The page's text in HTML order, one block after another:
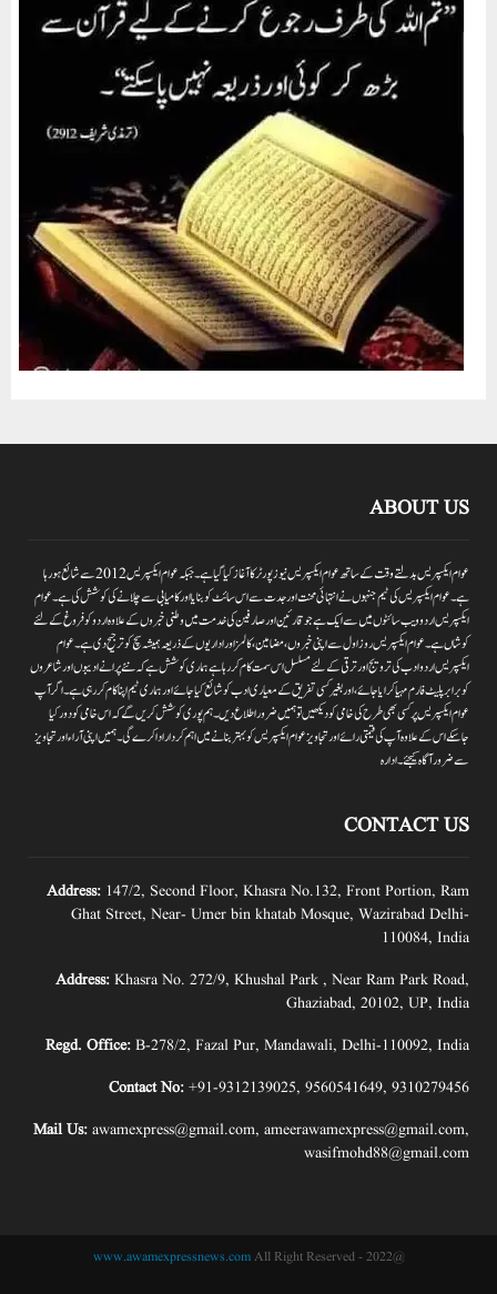
ABOUT US
عوام ایکسپریس بدلتے وقت کے ساتھ عوام ایکسپریس نیوز پورٹر کا آغاز کیا گیا ہے۔جبکہ عوام ایکسپریس 2012سے شائع ہورہا
ہے۔ عوام ایکسپریس کی ٹیم جنہوں نے انتہائی محنت اور جدت سے اس سائٹ کو بنایا اور کامیابی سے چلانے کی کوشش کی ہے۔عوام
ایکسپریس اردو ویب سائٹوں میں سے ایک ہے جو قارئین اور صارفین کی خدمت میں وطنی خبروں کے علاوہ اردو کو فروغ کے لئے
کوشاں ہے۔عوام ایکسپریس روز اول سے اپنی خبروں ،مضامین ،کالمز اور اداریوں کے ذریعہ ہمیشہ سچ کو ترجیح دی ہے۔عوام
ایکسپریس اردو ادب کی ترویج اور ترقی کے لئے مسلسل اس سمت کام کر رہا ہے ہماری کوشش ہے کہ نئے پرانے ادیبوں اور شاعروں
کو برابر پلیٹ فارم مہیا کرایا جائے،اور بغیر کسی تفریق کے معیاری ادب کو شائع کیا جائے اور ہماری ٹیم اپنا کام کر رہی ہے۔اگر آپ
عوام ایکسپریس پر کسی بھی طرح کی خامی کو دیکھیں تو ہمیں ضرور اطلاع دیں۔ہم پوری کوشش کریں گے کہ اس خامی کو دور کیا
جاسکے اس کے علاوہ آپ کی قیمتی رائے اور تجاویز عوام ایکسپریس کو بہتر بنانے میں اہم کردار اداکرے گی۔ہمیں اپنی آراءاور تجاویز
سے ضرور آگاہ کیجئے۔ ادارہ
CONTACT US
Address: 147/2, Second Floor, Khasra No.132, Front Portion, Ram
Ghat Street, Near- Umer bin khatab Mosque, Wazirabad Delhi-
110084, India
Address: Khasra No. 272/9, Khushal Park , Near Ram Park Road,
Ghaziabad, 20102, UP, India
Regd. Office: B-278/2, Fazal Pur, Mandawali, Delhi-110092, India
Contact No: +91-9312139025, 9560541649, 9310279456
Mail Us: awamexpress@gmail.com, ameerawamexpress@gmail.com,
wasifmohd88@gmail.com
@2022 -
www.awamexpressnews.comAll Right Reserved